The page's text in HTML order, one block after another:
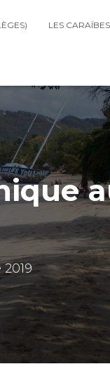
LES CARAÏBES